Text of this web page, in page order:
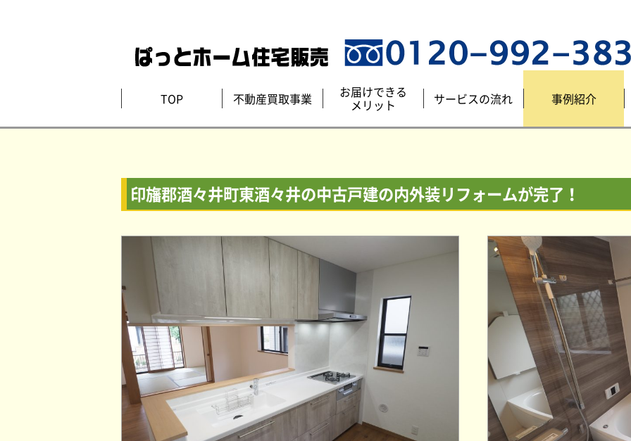
TOP 不動産買取事業 お届けできる
メリット サービスの流れ 事例紹介
印旛郡酒々井町東酒々井の中古戸建の内外装リフォームが完了！